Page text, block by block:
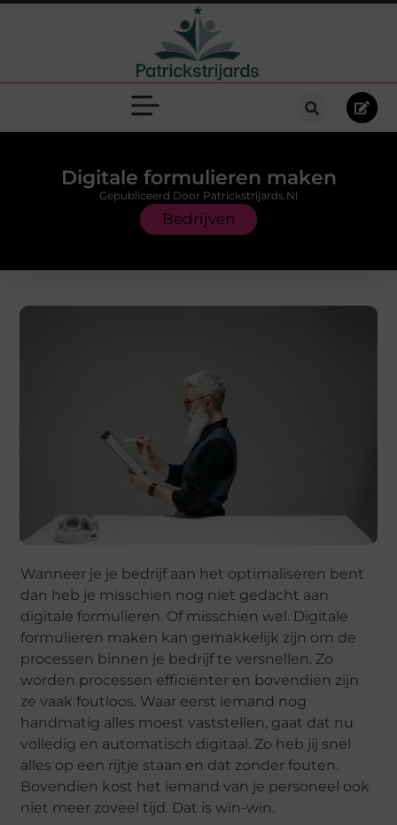
Digitale formulieren maken
Bedrijven
Gepubliceerd Door Patrickstrijards.nl
Wanneer je je bedrijf aan het optimaliseren bent
dan heb je misschien nog niet gedacht aan
digitale formulieren. Of misschien wel. Digitale
formulieren maken kan gemakkelijk zijn om de
processen binnen je bedrijf te versnellen. Zo
worden processen efficiënter en bovendien zijn
ze vaak foutloos. Waar eerst iemand nog
handmatig alles moest vaststellen, gaat dat nu
volledig en automatisch digitaal. Zo heb jij snel
alles op een rijtje staan en dat zonder fouten.
Bovendien kost het iemand van je personeel ook
niet meer zoveel tijd. Dat is win-win.